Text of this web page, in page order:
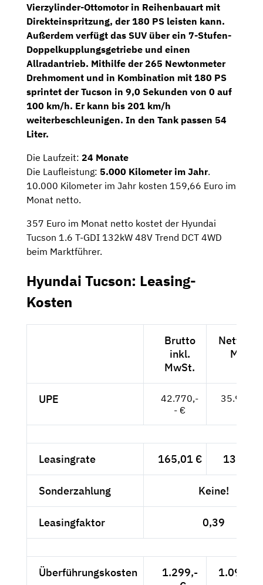
Vierzylinder-Ottomotorin Reihenbauart mit
Direkteinspritzung, der180 PS leisten kann.
Außerdem verfügt das SUV über ein 7-Stufen-
Doppelkupplungsgetriebe und einen
Allradantrieb. Mithilfe der 265 Newtonmeter
Drehmoment und in Kombination mit 180 PS
sprintet der Tucson in 9,0 Sekunden von 0 auf
100 km/h. Er kann bis 201 km/h
weiterbeschleunigen. In den Tank passen 54
Liter.
Die Laufzeit: 24 Monate
Die Laufleistung: 5.000 Kilometer im Jahr.
10.000 Kilometer im Jahr kosten 159,66 Euro im
Monat netto.
357 Euro im Monat netto kostet der Hyundai
Tucson 1.6 T-GDI 132kW 48V Trend DCT 4WD
beim Marktführer.
Hyundai Tucson: Leasing-
Kosten
Brutto
inkl.
MwSt.
Netto
MwSt.
UPE
42.770,-
- €
Leasingrate 165,01 € 138,66
Sonderzahlung Keine!
Leasingfaktor 0,39
Überführungskosten
1.299,-